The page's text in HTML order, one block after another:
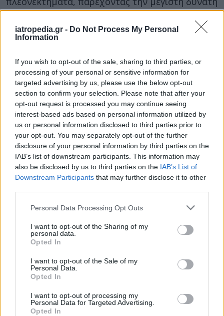
iatropedia.gr - Do Not Process My Personal
Information
If you wish to opt-out of the sale, sharing to third parties, or
processing of your personal or sensitive information for
targeted advertising by us, please use the below opt-out
section to confirm your selection. Please note that after your
opt-out request is processed you may continue seeing
interest-based ads based on personal information utilized by
us or personal information disclosed to third parties prior to
your opt-out. You may separately opt-out of the further
disclosure of your personal information by third parties on the
IAB’s list of downstream participants. This information may
also be disclosed by us to third parties on the IAB’s List of
Downstream Participants that may further disclose it to other
Personal Data Processing Opt Outs
I want to opt-out of the Sharing of my
personal data.
Opted In
I want to opt-out of the Sale of my
Personal Data.
Opted In
I want to opt-out of processing my
Personal Data for Targeted Advertising.
Opted In
ασφάλεια και άνεση στον ασθενή
ελαχιστοποιώντας μάλιστα την παραμονή του
στην ανάνηψη.
Με την λειτουργία του νέου αυτού μηχανήματος
στο νοσοκομείο,απλοποιούνται οι ρυθμίσεις
που χρειάζονται να γίνουν κατά την
διάρκεια της αναισθησίας, βοηθώντας έτσι και
τον γιατρό ενώ υπάρχει και σημαντική μείωση
του συνολικού κόστους λειτουργίας.
Πηγή / Φωτογραφία: ΑΠΕ – ΜΠΕ / Tεκτονικό
Ίδρυμα
Facebook
Twitter